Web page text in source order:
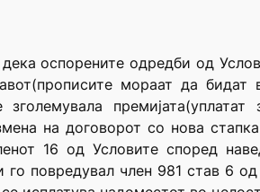
оспорените одредби од
мораат да бидат
на договорот со нова
16 од Условите според
повредувал член 981 став 6